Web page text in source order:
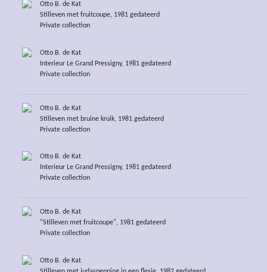
Otto B. de Kat
Stilleven met fruitcoupe, 1981 gedateerd
Private collection
Otto B. de Kat
Interieur Le Grand Pressigny, 1981 gedateerd
Private collection
Otto B. de Kat
Stilleven met bruine kruik, 1981 gedateerd
Private collection
Otto B. de Kat
Interieur Le Grand Pressigny, 1981 gedateerd
Private collection
Otto B. de Kat
"Stilleven met fruitcoupe", 1981 gedateerd
Private collection
Otto B. de Kat